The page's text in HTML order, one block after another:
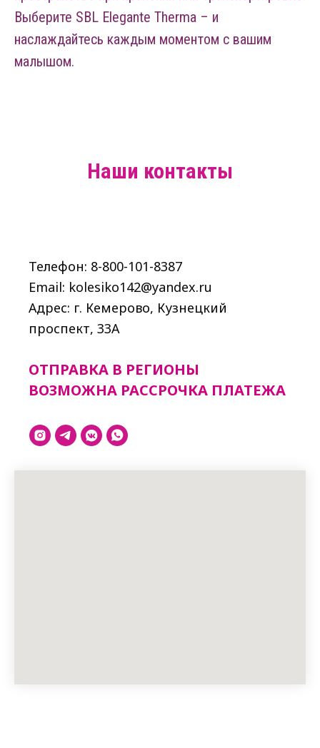
Выберите SBL Elegante Therma – и
наслаждайтесь каждым моментом с вашим
малышом.
Наши контакты
Телефон: 8-800-101-8387
Email: kolesiko142@yandex.ru
Адрес: г. Кемерово, Кузнецкий
проспект, 33A
ОТПРАВКА В РЕГИОНЫ
ВОЗМОЖНА РАССРОЧКА ПЛАТЕЖА